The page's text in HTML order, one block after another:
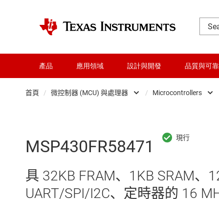
產品 應用領域 設計與開發 品質與可
首頁 / 微控制器 (MCU) 與處理器
射頻 (RF) 與微波
/ Microcontrollers
MSP430FR58471
具 32KB FRAM、1KB SRAM、
UART/SPI/I2C、定時器的 16